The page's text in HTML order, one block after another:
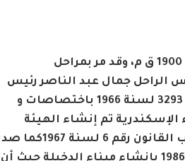
تم إنشاء ميناء الإسكندرية عام 1900 ق م، وقد مر بمراحل
الراحل جمال عبد الناصر رئيس
الجمهورية العربية المتحدة رقم 3293 لسنة 1966 باختصاصات و
الإسكندرية تم إنشاء الهيئة
العامة لميناء الإسكندرية بموجب القانون رقم 6 لسنة
القرار الجمهوري رقم 494 لسنة 1986 بإنشاء ميناء الدخيلة حيث أن